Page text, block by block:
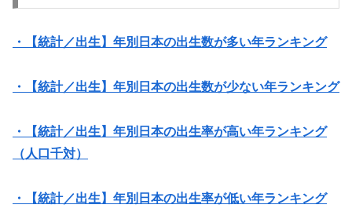
・【統計／出生】年別日本の出生数が多い年ランキング
・【統計／出生】年別日本の出生数が少ない年ランキング
・【統計／出生】年別日本の出生率が高い年ランキング
（人口千対）
・【統計／出生】年別日本の出生率が低い年ランキング